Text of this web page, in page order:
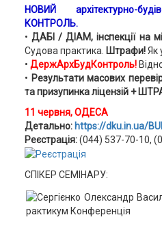
НОВИЙ архітектурно-
КОНТРОЛЬ.
•ДАБІ / ДІАМ, інспекції на
Судова практика. Штрафи!Як
• ДержАрхБудКонтроль!
• Результати масових
та призупинка ліцензій +
11 червня, ОДЕСА
Детально: https://dku.in.ua/
Реєстрація:(044) 537-70-10,
СПІКЕР СЕМІНАРУ: